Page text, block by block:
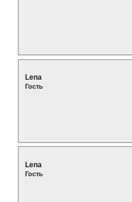
Lena
Гость
Lena
Гость